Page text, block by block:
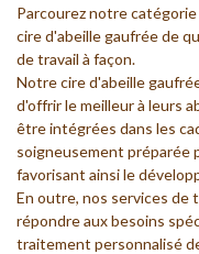
Parcourez notre
cire d'abeille gaufrée de
de travail à façon.
Notre cire d'abeille
d'offrir le meilleur à leurs
être intégrées dans les
soigneusement préparée
favorisant ainsi le
En outre, nos services de
répondre aux besoins
traitement personnalisé